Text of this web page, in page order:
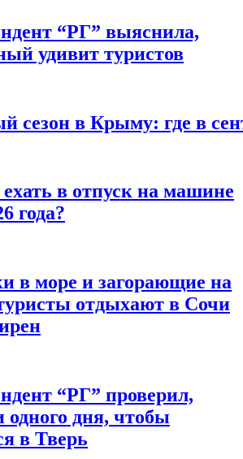
“РГ” выяснила,
удивит туристов
сезон в Крыму: где в
в отпуск на машине
года?
в море и загорающие на
отдыхают в Сочи
“РГ” проверил,
одного дня, чтобы
в Тверь